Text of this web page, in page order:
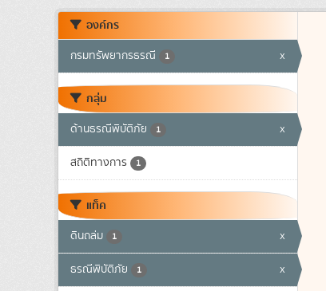
องค์กร
กรมทรัพยากรธรณี 1 x
กลุ่ม
ด้านธรณีพิบัติภัย 1 x
สถิติทางการ 1
แท็ค
ดินถล่ม 1 x
ธรณีพิบัติภัย 1 x